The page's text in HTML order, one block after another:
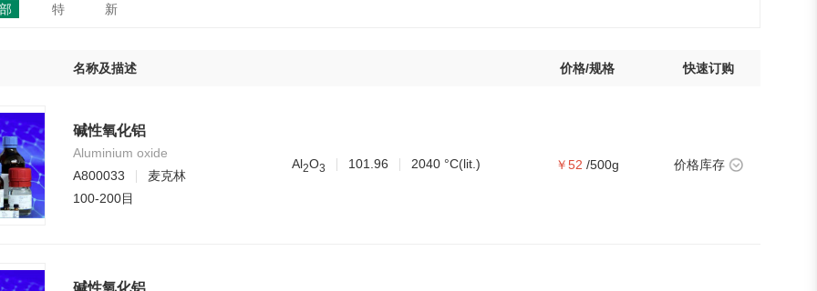
特 新
名称及描述 价格/规格 快速订购
碱性氧化铝
Aluminium oxide
A800033
麦克林
100-200目
Al2O3 101.96 2040 °C(lit.) ￥52 /500g 价格库存
碱性氧化铝